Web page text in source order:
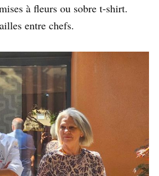
à fleurs ou sobre t-shirt.
entre chefs.